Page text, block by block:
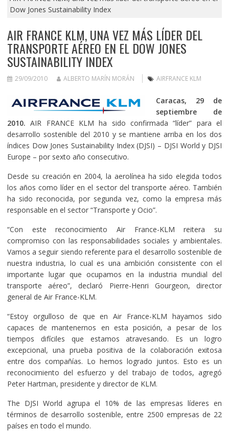
Dow Jones Sustainability Index
AIR FRANCE KLM, UNA VEZ MÁS LÍDER DEL
TRANSPORTE AÉREO EN EL DOW JONES
SUSTAINABILITY INDEX
29/09/2010 ALBERTO MARÍN MORÁN AIRFRANCE KLM
Caracas, 29 de
septiembre de
2010.AIR FRANCE KLM ha sido confirmada “líder” para el
desarrollo sostenible del 2010 y se mantiene arriba en los dos
índices Dow Jones Sustainability Index (DJSI) – DJSI World y DJSI
Europe – por sexto año consecutivo.
Desde su creación en 2004, la aerolínea ha sido elegida todos
los años como líder en el sector del transporte aéreo. También
ha sido reconocida, por segunda vez, como la empresa más
responsable en el sector “Transporte y Ocio”.
“Con este reconocimiento Air France-KLM reitera su
compromiso con las responsabilidades sociales y ambientales.
Vamos a seguir siendo referente para el desarrollo sostenible de
nuestra industria, lo cual es una ambición consistente con el
importante lugar que ocupamos en la industria mundial del
transporte aéreo”, declaró Pierre-Henri Gourgeon, director
general de Air France-KLM.
“Estoy orgulloso de que en Air France-KLM hayamos sido
capaces de mantenernos en esta posición, a pesar de los
tiempos difíciles que estamos atravesando. Es un logro
excepcional, una prueba positiva de la colaboración exitosa
entre dos compañías. Lo hemos logrado juntos. Esto es un
reconocimiento del esfuerzo y del trabajo de todos, agregó
Peter Hartman, presidente y director de KLM.
The DJSI World agrupa el 10% de las empresas líderes en
términos de desarrollo sostenible, entre 2500 empresas de 22
países en todo el mundo.